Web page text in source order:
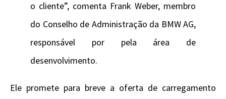
o cliente”, comenta Frank Weber, membro
do Conselho de Administração da BMW AG,
responsável por pela área de
desenvolvimento.
Ele promete para breve a oferta de carregamento